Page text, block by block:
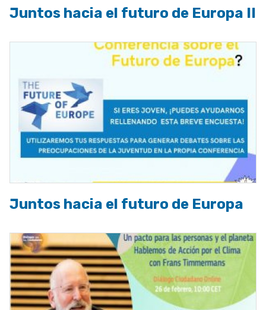
Juntos hacia el futuro de Europa II
Juntos hacia el futuro de Europa